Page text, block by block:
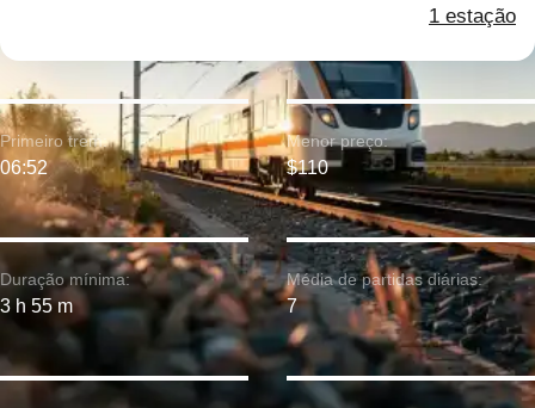
1 estação
Duração mínima:
3 h 55 m
Primeiro trem:
06:52
Menor preço:
$110
Média de partidas diárias:
7